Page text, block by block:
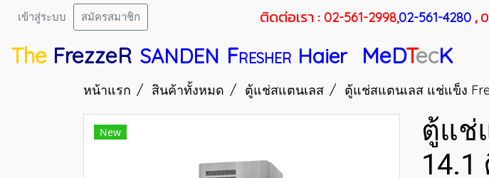
เข้าสู่ระบบ สมัครสมาชิก ติดต่อเรา : 02-561-2998,02-561-4280 ,
The FrezzeR SANDEN FRESHER Haier MeDTecK
หน้าแรก สินค้าทั้งหมด ตู้แช่สแตนเลส ตู้แช่สแตนเลส แช่แข็ง
New
ตู้แช่
14.1